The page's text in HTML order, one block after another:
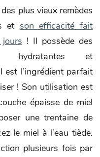
plus vieux remèdes
et son efficacité fait
! Il possède des
hydratantes et
est l’ingrédient parfait
! Son utilisation est
épaisse de miel
une trentaine de
le miel à l’eau tiède.
plusieurs fois par